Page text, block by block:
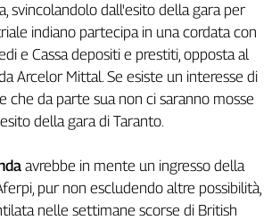
svincolandolo dall'esito della gara per
indiano partecipa in una cordata con
e Cassa depositi e prestiti, opposta al
Arcelor Mittal. Se esiste un interesse di
che da parte sua non ci saranno mosse
della gara di Taranto.
avrebbe in mente un ingresso della
pur non escludendo altre possibilità,
nelle settimane scorse di British